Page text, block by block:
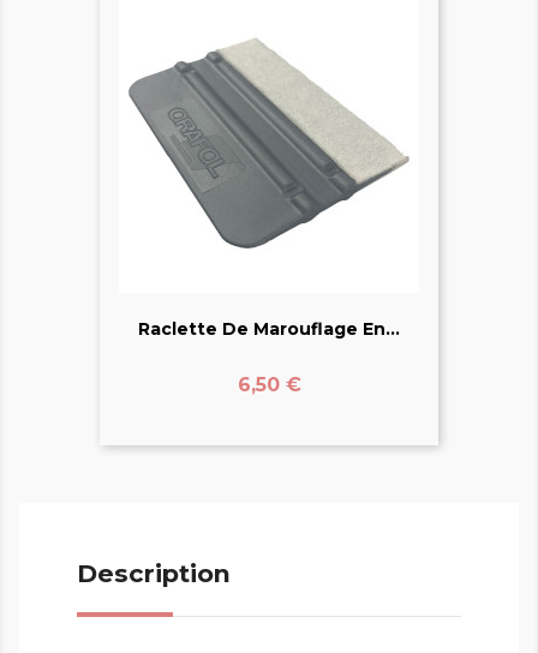
Raclette De Marouflage En...
Prix
6,50 €
Description